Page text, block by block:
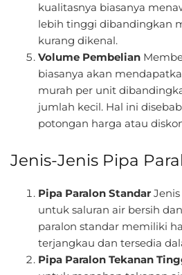
kualitasnya biasanya
lebih tinggi dibandingkan
kurang dikenal.
Volume Pembelian
biasanya akan
murah per unit
jumlah kecil. Hal ini
potongan harga atau
Jenis-Jenis Pipa
Pipa Paralon Standar
untuk saluran air bersih
paralon standar memiliki
terjangkau dan tersedia
Pipa Paralon Tekanan